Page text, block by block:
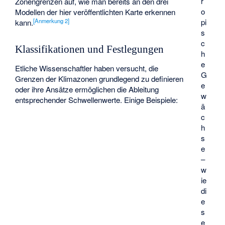
o
pi
s
c
h
e
G
e
w
ä
c
h
s
e
–
w
ie
di
e
s
e
Modellen der hier veröffentlichten Karte erkennen
kann.[Anmerkung 2]
Klassifikationen und Festlegungen
Etliche Wissenschaftler haben versucht, die
Grenzen der Klimazonen grundlegend zu definieren
oder ihre Ansätze ermöglichen die Ableitung
entsprechender Schwellenwerte. Einige Beispiele: